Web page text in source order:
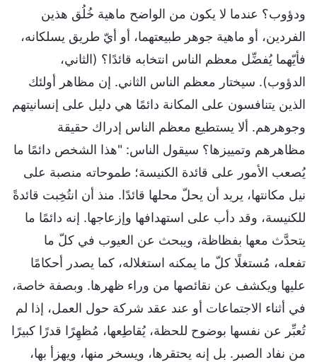
ودؤوب؟ عندما لا يكون من الواضح ماهية خُلُق هذين
الفردين، أو ماهية جوهر طبيعتهما، أو أيّ طريق يسلكانه،
فأيّهما يُفضِّل معظم الناس انتخابه قائدًا؟ (الثاني،
الدؤوب). سيختار معظم الناس الثاني. إن مظاهر أولئك
الذين يتنافسون على المكانة دائمًا هي دليل على إنسانيتهم
وجوهرهم. ألا يستطيع معظم الناس إدراك حقيقة
مظاهرهم وتمييزها؟ سيقول الناس: "هذا الشخص دائمًا ما
يُصعب الأمور على قائدة الكنيسة؛ طموحاته منصبة على
نيل مكانتها، يريد أن يحلّ محلها قائدًا. منذ أن انتُخِبت قائدةً
للكنيسة، وقد دأب على استهدافها وإزعاجها. إنه دائمًا ما
يتحدَّث معها بفظاظة، ويبحث عن العيوب في كلّ ما
تفعله، مُستغلًا كلّ ما يمكنه استغلاله، كما يصدر أحكامًا
عليها ويكشف عن نقائصها من وراء ظهرها. وبصفة خاصة،
في أثناء الاجتماعات أو عند عقد شركة حول العمل، إذا لم
تُعبِّر عن نفسها بوضوح للحظة، يُقاطِعها، مُظهِرًا قدرًا كبيرًا
من نفاد الصبر. بل إنه يحتقرها، ويسخر منها، ويهزأ بها،